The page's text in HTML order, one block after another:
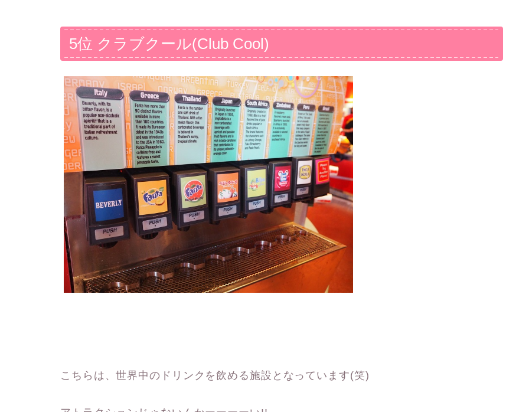
5位 クラブクール(Club Cool)
こちらは、世界中のドリンクを飲める施設となっています(笑)